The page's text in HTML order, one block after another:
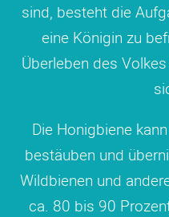
sind, besteht die
eine Königin zu
Überleben des
Die Honigbiene
bestäuben und
Wildbienen und
ca. 80 bis 90